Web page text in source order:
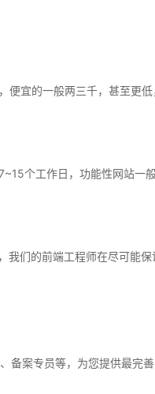
宜的一般两三千，甚至更低
个工作日，功能性网站一
们的前端工程师在尽可能
案专员等，为您提供最完善